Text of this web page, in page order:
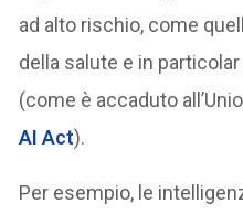
ad alto rischio, come
della salute e in
(come è accaduto
AI Act).
Per esempio, le